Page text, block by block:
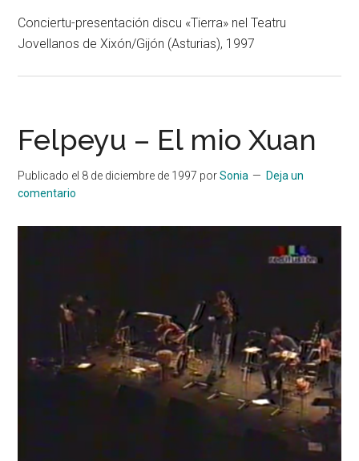
Conciertu-presentación discu «Tierra» nel Teatru
Jovellanos de Xixón/Gijón (Asturias), 1997
Felpeyu – El mio Xuan
Publicado el 8 de diciembre de 1997 porSonia
Deja un
comentario